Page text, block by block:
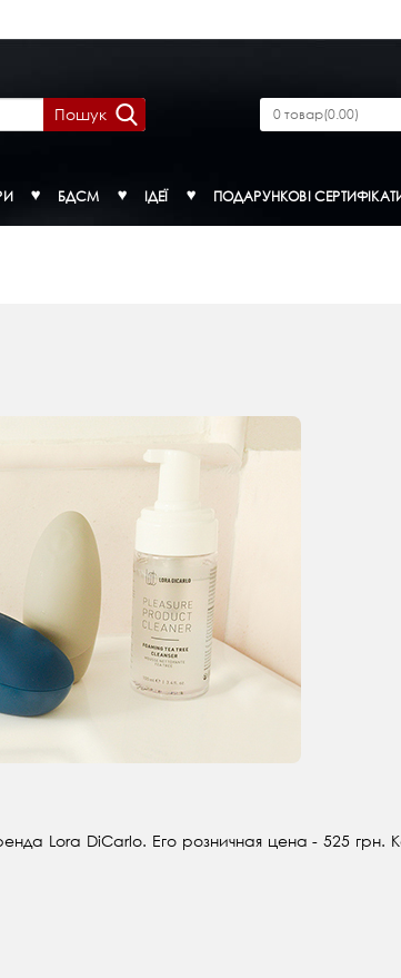
Пошук 0товар(0.00)
БДСМ ІДЕЇ ПОДАРУНКОВІ
Lora DiCarlo. Его розничная цена - 525 грн.